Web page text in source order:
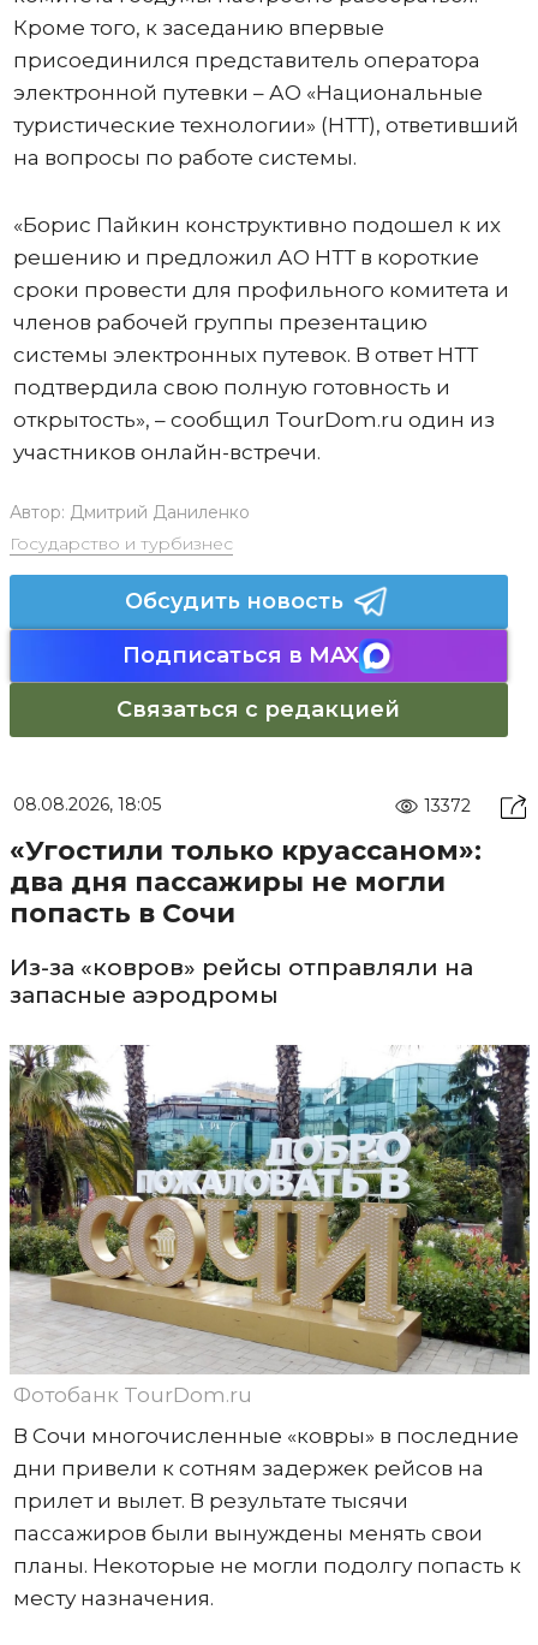
Кроме того, к заседанию впервые
присоединился представитель оператора
электронной путевки – АО «Национальные
туристические технологии» (НТТ), ответивший
на вопросы по работе системы.
«Борис Пайкин конструктивно подошел к их
решению и предложил АО НТТ в короткие
сроки провести для профильного комитета и
членов рабочей группы презентацию
системы электронных путевок. В ответ НТТ
подтвердила свою полную готовность и
открытость», – сообщил TourDom.ru один из
участников онлайн-встречи.
Автор: Дмитрий Даниленко
Государство и турбизнес
Обсудить новость
Подписаться в MAX
Связаться с редакцией
08.08.2026, 18:05 13372
«Угостили только круассаном»:
два дня пассажиры не могли
попасть в Сочи
Из-за «ковров» рейсы отправляли на
запасные аэродромы
Фотобанк TourDom.ru
В Сочи многочисленные «ковры» в последние
дни привели к сотням задержек рейсов на
прилет и вылет. В результате тысячи
пассажиров были вынуждены менять свои
планы. Некоторые не могли подолгу попасть к
месту назначения.